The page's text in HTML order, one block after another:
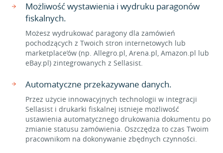
Możliwość wystawienia i wydruku paragonów
fiskalnych.
Możesz wydrukować paragony dla zamówień
pochodzących z Twoich stron internetowych lub
marketplace’ów (np. Allegro.pl, Arena.pl, Amazon.pl lub
eBay.pl) zintegrowanych z Sellasist.
Automatyczne przekazywane danych.
Przez użycie innowacyjnych technologii w integracji
Sellasist i drukarki fiskalnej istnieje możliwość
ustawienia automatycznego drukowania dokumentu po
zmianie statusu zamówienia. Oszczędza to czas Twoim
pracownikom na dokonywanie zbędnych czynności.